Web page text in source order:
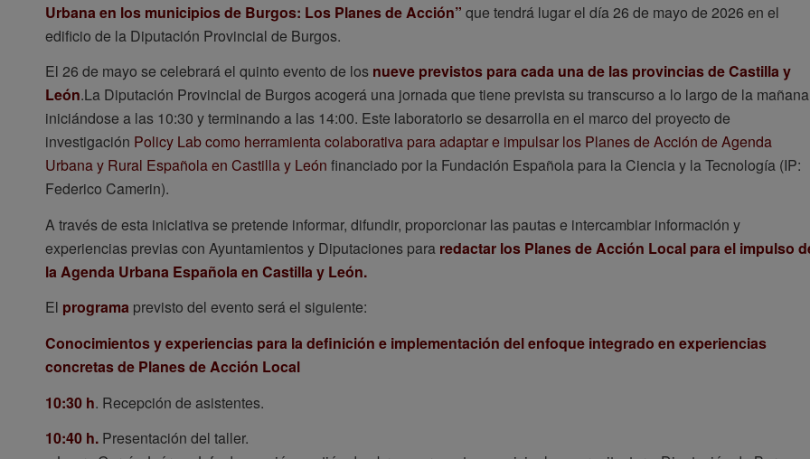
Urbana en los municipios de Burgos: Los Planes de Acción” que tendrá lugar el día 26 de mayo de 2026 en el
edificio de la Diputación Provincial de Burgos.
El 26 de mayo se celebrará el quinto evento de los nueve previstos para cada una de las provincias de Castilla y
León.La Diputación Provincial de Burgos acogerá una jornada que tiene prevista su transcurso a lo largo de la mañana
iniciándose a las 10:30 y terminando a las 14:00. Este laboratorio se desarrolla en el marco del proyecto de
investigación Policy Lab como herramienta colaborativa para adaptar e impulsar los Planes de Acción de Agenda
Urbana y Rural Española en Castilla y León financiado por la Fundación Española para la Ciencia y la Tecnología (IP:
Federico Camerin).
A través de esta iniciativa se pretende informar, difundir, proporcionar las pautas e intercambiar información y
experiencias previas con Ayuntamientos y Diputaciones para redactar los Planes de Acción Local para el impulso
la Agenda Urbana Española en Castilla y León.
El programa previsto del evento será el siguiente:
Conocimientos y experiencias para la definición e implementación del enfoque integrado en experiencias
concretas de Planes de Acción Local
10:30 h. Recepción de asistentes.
10:40 h. Presentación del taller.